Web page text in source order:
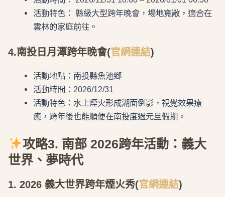
活動特色： 縣級大型跨年晚會，場地寬敞，適合在
雲林的家庭前往。
4.南投日月潭跨年晚會(官網連結)
活動地點：南投縣魚池鄉
活動時間：2026/12/31
活動特色：水上煙火形成湖面倒影，視覺效果療
癒，跨年後也能順便在南投度過元旦假期。
攻略3. 南部 2026跨年活動：義大
世界、夢時代
1. 2026 義大世界跨年煙火秀(官網連結)